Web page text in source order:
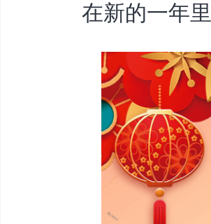
在新的一年里